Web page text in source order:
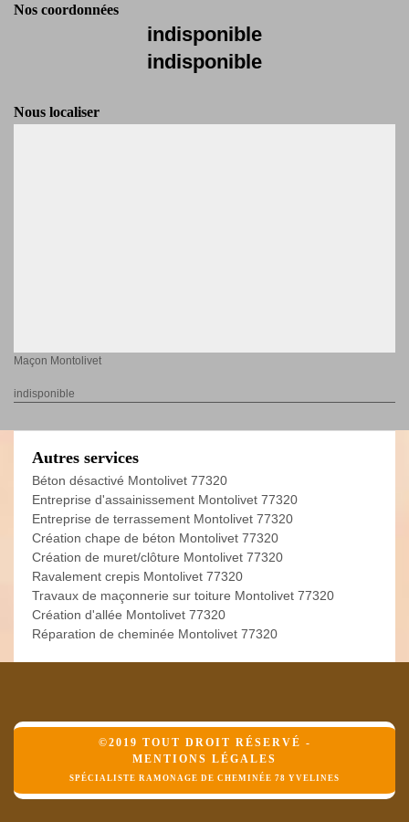
Nos coordonnées
indisponible
indisponible
Nous localiser
Maçon Montolivet
indisponible
Autres services
Béton désactivé Montolivet 77320
Entreprise d'assainissement Montolivet 77320
Entreprise de terrassement Montolivet 77320
Création chape de béton Montolivet 77320
Création de muret/clôture Montolivet 77320
Ravalement crepis Montolivet 77320
Travaux de maçonnerie sur toiture Montolivet 77320
Création d'allée Montolivet 77320
Réparation de cheminée Montolivet 77320
©2019 TOUT DROIT RÉSERVÉ -
MENTIONS LÉGALES
SPÉCIALISTE RAMONAGE DE CHEMINÉE 78 YVELINES